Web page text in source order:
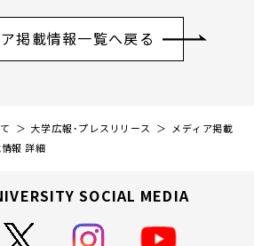
掲載情報一覧へ戻る
大学広報・プレスリリース
メディア掲載
報 詳細
SOCIAL MEDIA